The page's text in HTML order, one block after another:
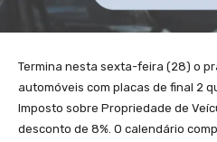
Termina nesta sexta-feira (28) o
automóveis com placas de final 2
Imposto sobre Propriedade de
desconto de 8%. O calendário